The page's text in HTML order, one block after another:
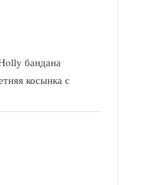
бандана
косынка с